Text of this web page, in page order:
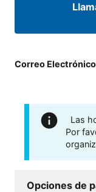
Correo Electrónico
Las
Por
Opciones de